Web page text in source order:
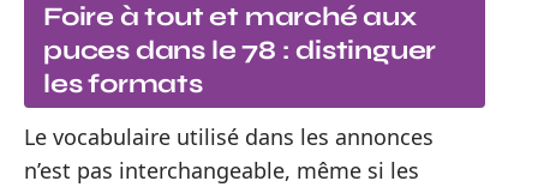
Foire à tout et marché aux
puces dans le 78 : distinguer
les formats
Le vocabulaire utilisé dans les annonces
n’est pas interchangeable, même si les